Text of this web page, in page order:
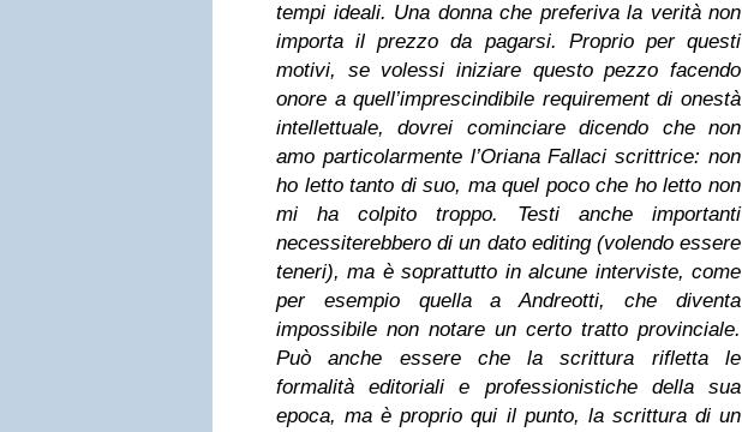
tempi ideali. Una donna che preferiva la verità non
importa il prezzo da pagarsi. Proprio per questi
motivi, se volessi iniziare questo pezzo facendo
onore a quell’imprescindibile requirementdi onestà
intellettuale, dovrei cominciare dicendo che non
amo particolarmente l’Oriana Fallaci scrittrice: non
ho letto tanto di suo, ma quel poco che ho letto non
mi ha colpito troppo. Testi anche importanti
necessiterebbero di un dato editing (volendo essere
teneri), ma è soprattutto in alcune interviste, come
per esempio quella a Andreotti, che diventa
impossibile non notare un certo tratto provinciale.
Può anche essere che la scrittura rifletta le
formalità editoriali e professionistiche della sua
epoca, ma è proprio qui il punto, la scrittura di un